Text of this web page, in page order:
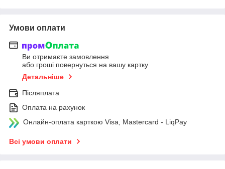
Умови оплати
Ви отримаєте замовлення
або гроші повернуться на вашу картку
Детальніше
Післяплата
Оплата на рахунок
Онлайн-оплата карткою Visa, Mastercard - LiqPay
Всі умови оплати